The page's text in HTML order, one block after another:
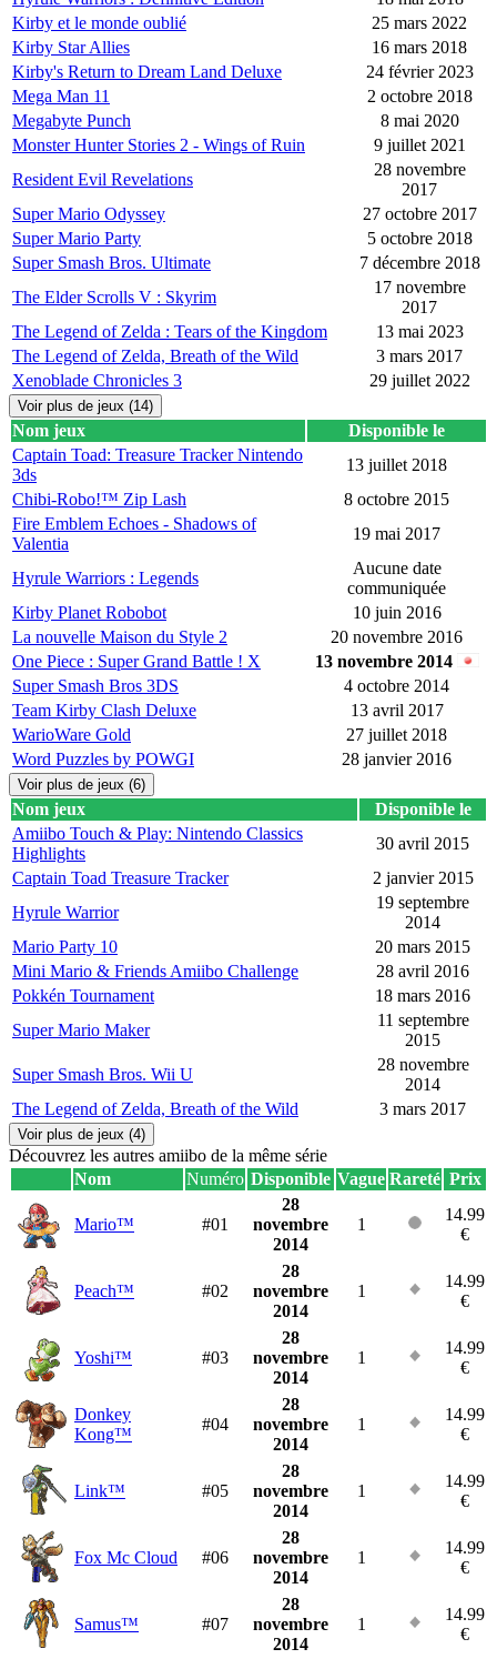
Kirby et le monde oublié
25 mars 2022
Kirby Star Allies
16 mars 2018
Kirby's Return to Dream Land Deluxe
24 février 2023
Mega Man 11
2 octobre 2018
Megabyte Punch
8 mai 2020
Monster Hunter Stories 2 - Wings of Ruin
9 juillet 2021
Resident Evil Revelations
28 novembre
2017
Super Mario Odyssey
27 octobre 2017
Super Mario Party
5 octobre 2018
Super Smash Bros. Ultimate
7 décembre 2018
The Elder Scrolls V : Skyrim
17 novembre
2017
The Legend of Zelda : Tears of the Kingdom
13 mai 2023
The Legend of Zelda, Breath of the Wild
3 mars 2017
Xenoblade Chronicles 3
29 juillet 2022
Voir plus de jeux (14)
Nom jeux
Disponible le
Captain Toad: Treasure Tracker Nintendo
3ds
13 juillet 2018
Chibi-Robo!™ Zip Lash
8 octobre 2015
Fire Emblem Echoes - Shadows of
Valentia
19 mai 2017
Hyrule Warriors : Legends
Aucune date
communiquée
Kirby Planet Robobot
10 juin 2016
La nouvelle Maison du Style 2
20 novembre 2016
One Piece : Super Grand Battle ! X
13 novembre 2014
Super Smash Bros 3DS
4 octobre 2014
Team Kirby Clash Deluxe
13 avril 2017
WarioWare Gold
27 juillet 2018
Word Puzzles by POWGI
28 janvier 2016
Voir plus de jeux (6)
Nom jeux
Disponible le
Amiibo Touch & Play: Nintendo Classics
Highlights
30 avril 2015
Captain Toad Treasure Tracker
2 janvier 2015
Hyrule Warrior
19 septembre
2014
Mario Party 10
20 mars 2015
Mini Mario & Friends Amiibo Challenge
28 avril 2016
Pokkén Tournament
18 mars 2016
Super Mario Maker
11 septembre
2015
Super Smash Bros. Wii U
28 novembre
2014
The Legend of Zelda, Breath of the Wild
3 mars 2017
Voir plus de jeux (4)
Découvrez les autres amiibo de la même série
Nom
Numéro Disponible Vague Rareté Prix
Mario™ #01
28
novembre
2014
1
14.99
€
Peach™ #02
28
novembre
2014
1
14.99
€
Yoshi™ #03
28
novembre
2014
1
14.99
€
Donkey
Kong™
#04
28
novembre
2014
1
14.99
€
Link™ #05
28
novembre
2014
1
14.99
€
Fox Mc Cloud #06
28
novembre
2014
1
14.99
€
Samus™ #07
28
novembre
2014
1
14.99
€